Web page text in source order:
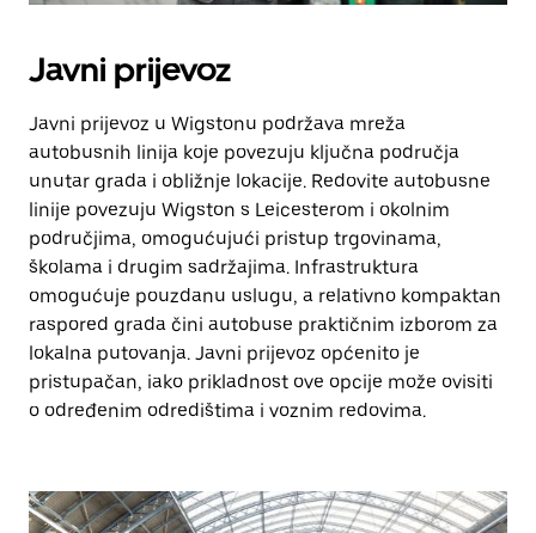
Javni prijevoz
Javni prijevoz u Wigstonu podržava mreža
autobusnih linija koje povezuju ključna područja
unutar grada i obližnje lokacije. Redovite autobusne
linije povezuju Wigston s Leicesterom i okolnim
područjima, omogućujući pristup trgovinama,
školama i drugim sadržajima. Infrastruktura
omogućuje pouzdanu uslugu, a relativno kompaktan
raspored grada čini autobuse praktičnim izborom za
lokalna putovanja. Javni prijevoz općenito je
pristupačan, iako prikladnost ove opcije može ovisiti
o određenim odredištima i voznim redovima.